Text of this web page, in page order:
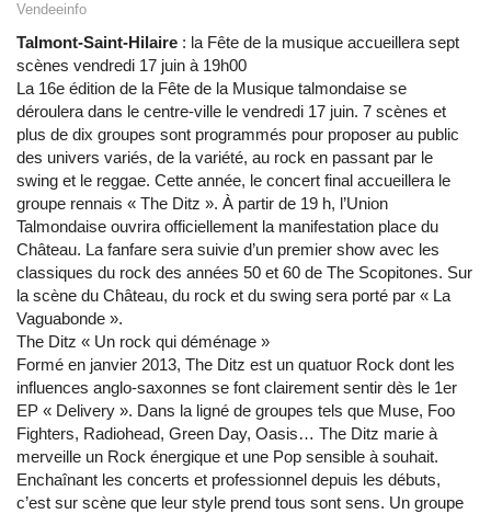
Vendeeinfo
Talmont-Saint-Hilaire : la Fête de la musique accueillera sept
scènes vendredi 17 juin à 19h00
La 16e édition de la Fête de la Musique talmondaise se
déroulera dans le centre-ville le vendredi 17 juin. 7 scènes et
plus de dix groupes sont programmés pour proposer au public
des univers variés, de la variété, au rock en passant par le
swing et le reggae. Cette année, le concert final accueillera le
groupe rennais « The Ditz ». À partir de 19 h, l’Union
Talmondaise ouvrira officiellement la manifestation place du
Château. La fanfare sera suivie d’un premier show avec les
classiques du rock des années 50 et 60 de The Scopitones. Sur
la scène du Château, du rock et du swing sera porté par « La
Vaguabonde ».
The Ditz « Un rock qui déménage »
Formé en janvier 2013, The Ditz est un quatuor Rock dont les
influences anglo-saxonnes se font clairement sentir dès le 1er
EP « Delivery ». Dans la ligné de groupes tels que Muse, Foo
Fighters, Radiohead, Green Day, Oasis… The Ditz marie à
merveille un Rock énergique et une Pop sensible à souhait.
Enchaînant les concerts et professionnel depuis les débuts,
c’est sur scène que leur style prend tous sont sens. Un groupe